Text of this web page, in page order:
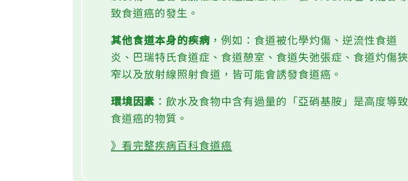
漬食物，也會增加罹患食道癌之風險。發霉的食物也可能會導
致食道癌的發生。
其他食道本身的疾病 ，例如：食道被化學灼傷、逆流性食道
炎、巴瑞特氏食道症、食道憩室、食道失弛張症、食道灼傷狹
窄以及放射線照射食道，皆可能會誘發食道癌。
環境因素：飲水及食物中含有過量的「亞硝基胺」是高度導致
食道癌的物質。
》看完整疾病百科食道癌